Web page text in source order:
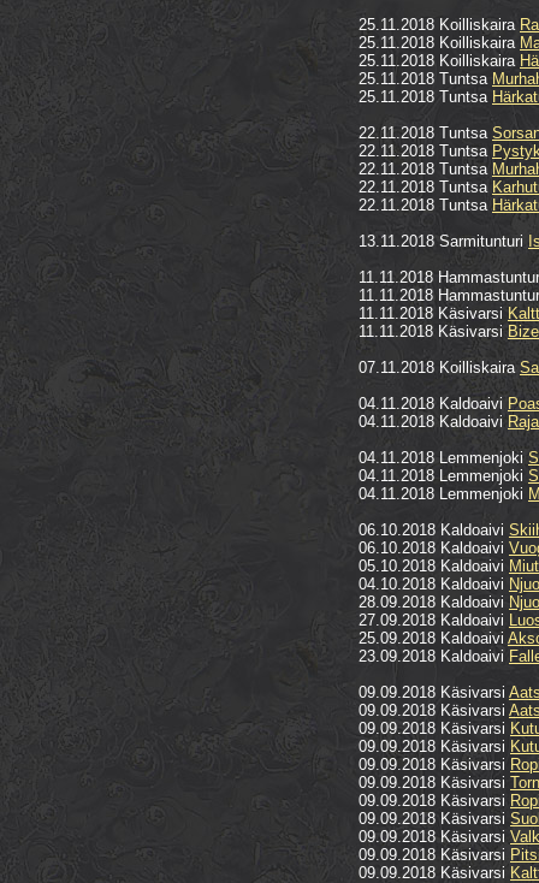
25.11.2018 Koilliskaira
25.11.2018 Koilliskaira
25.11.2018 Koilliskaira
25.11.2018 Tuntsa
25.11.2018 Tuntsa
22.11.2018 Tuntsa
22.11.2018 Tuntsa
22.11.2018 Tuntsa
22.11.2018 Tuntsa
22.11.2018 Tuntsa
13.11.2018 Sarmitunturi
11.11.2018
11.11.2018
11.11.2018 Käsivarsi
11.11.2018 Käsivarsi
07.11.2018 Koilliskaira
04.11.2018 Kaldoaivi
04.11.2018 Kaldoaivi
04.11.2018 Lemmenjoki
04.11.2018 Lemmenjoki
04.11.2018 Lemmenjoki
06.10.2018 Kaldoaivi
06.10.2018 Kaldoaivi
05.10.2018 Kaldoaivi
04.10.2018 Kaldoaivi
28.09.2018 Kaldoaivi
27.09.2018 Kaldoaivi
25.09.2018 Kaldoaivi
23.09.2018 Kaldoaivi
09.09.2018 Käsivarsi
09.09.2018 Käsivarsi
09.09.2018 Käsivarsi
09.09.2018 Käsivarsi
09.09.2018 Käsivarsi
09.09.2018 Käsivarsi
09.09.2018 Käsivarsi
09.09.2018 Käsivarsi
09.09.2018 Käsivarsi
09.09.2018 Käsivarsi
09.09.2018 Käsivarsi